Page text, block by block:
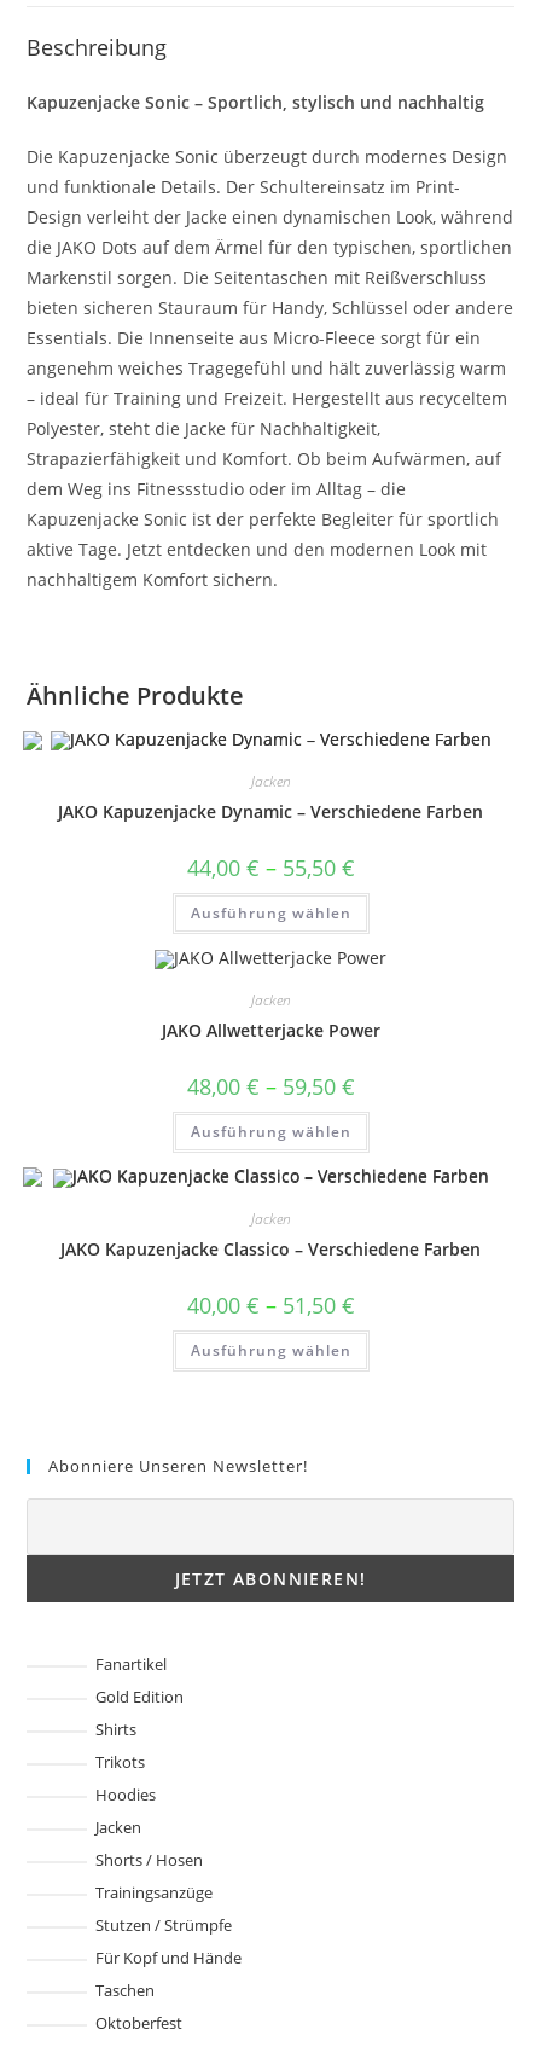
Beschreibung
Kapuzenjacke Sonic – Sportlich, stylisch und nachhaltig
Die Kapuzenjacke Sonic überzeugt durch modernes Design
und funktionale Details. Der Schultereinsatz im Print-
Design verleiht der Jacke einen dynamischen Look, während
die JAKO Dots auf dem Ärmel für den typischen, sportlichen
Markenstil sorgen. Die Seitentaschen mit Reißverschluss
bieten sicheren Stauraum für Handy, Schlüssel oder andere
Essentials. Die Innenseite aus Micro-Fleece sorgt für ein
angenehm weiches Tragegefühl und hält zuverlässig warm
– ideal für Training und Freizeit. Hergestellt aus recyceltem
Polyester, steht die Jacke für Nachhaltigkeit,
Strapazierfähigkeit und Komfort. Ob beim Aufwärmen, auf
dem Weg ins Fitnessstudio oder im Alltag – die
Kapuzenjacke Sonic ist der perfekte Begleiter für sportlich
aktive Tage. Jetzt entdecken und den modernen Look mit
nachhaltigem Komfort sichern.
Ähnliche Produkte
Jacken
JAKO Kapuzenjacke Dynamic – Verschiedene Farben
44,00 € – 55,50 €Preisspanne:
44,00 €
bis
Ausführung wählen
Dieses
weist
mehrere
Varianten
können
werden
Jacken
JAKO Allwetterjacke Power
48,00 € – 59,50 €Preisspanne:
48,00 €
bis
Ausführung wählen
Dieses
weist
mehrere
Varianten
können
werden
Jacken
JAKO Kapuzenjacke Classico – Verschiedene Farben
40,00 € – 51,50 €Preisspanne:
40,00 €
bis
Ausführung wählen
Dieses
weist
der
werden
Abonniere Unseren Newsletter!
Fanartikel
Gold Edition
Shirts
Trikots
Hoodies
Jacken
Shorts / Hosen
Trainingsanzüge
Stutzen / Strümpfe
Für Kopf und Hände
Taschen
Oktoberfest